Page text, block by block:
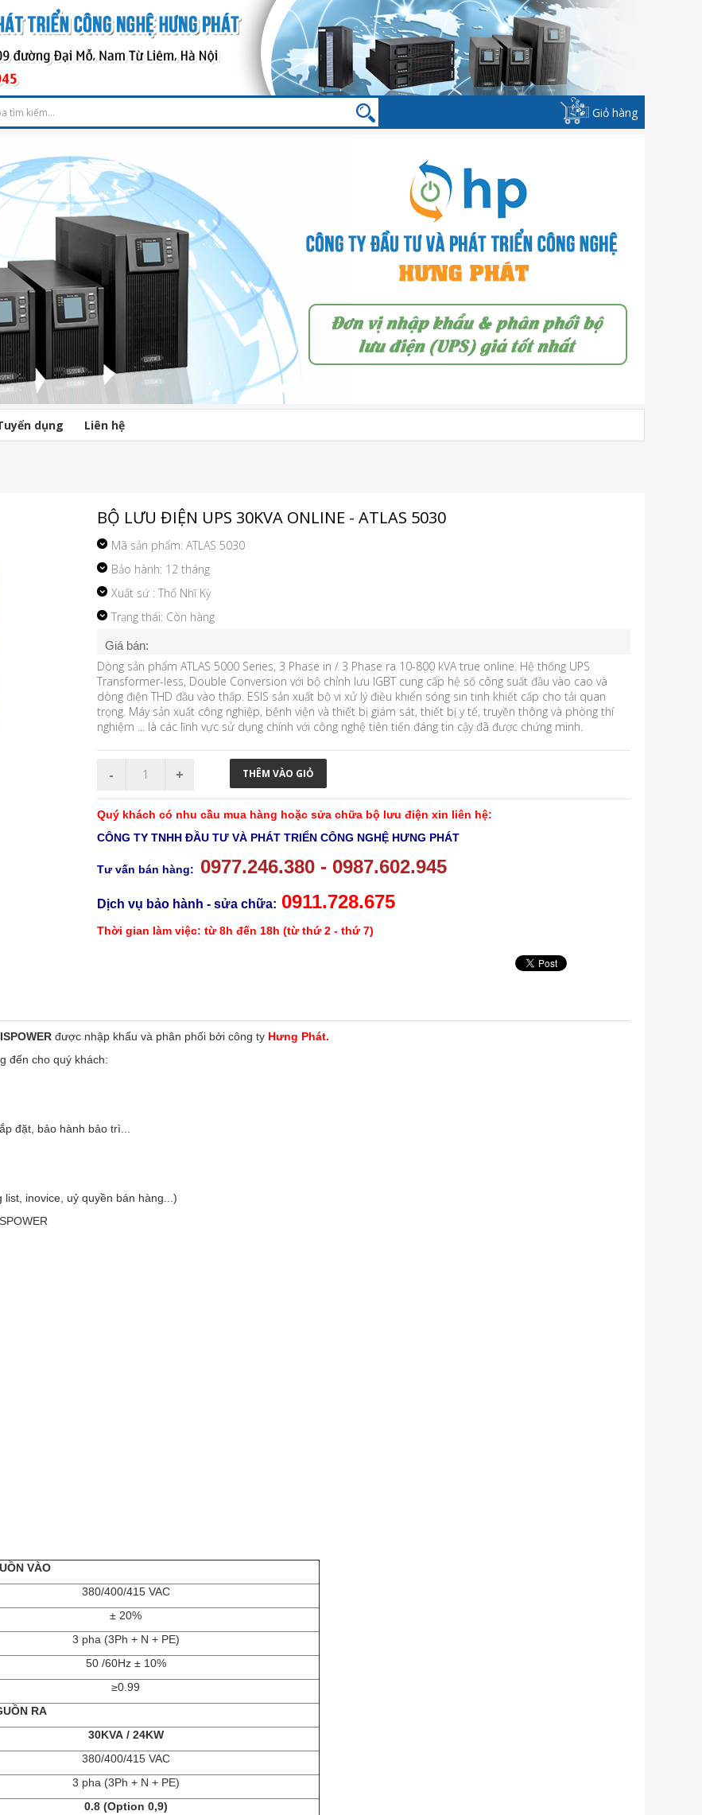
Giỏ hàng
dụng Liên hệ
BỘ LƯU ĐIỆN UPS 30KVA ONLINE - ATLAS 5030
Mã sản phẩm: ATLAS 5030
Bảo hành: 12 tháng
Xuất sứ : Thổ Nhĩ Kỳ
Trạng thái: Còn hàng
Giá bán:
Dòng sản phẩm ATLAS 5000 Series, 3 Phase in / 3 Phase ra 10-800 kVA true online. Hệ thống UPS
Transformer-less, Double Conversion với bộ chỉnh lưu IGBT cung cấp hệ số công suất đầu vào cao và
dòng điện THD đầu vào thấp. ESIS sản xuất bộ vi xử lý điều khiển sóng sin tinh khiết cấp cho tải quan
trọng. Máy sản xuất công nghiệp, bệnh viện và thiết bị giám sát, thiết bị y tế, truyền thông và phòng thí
nghiệm ... là các lĩnh vực sử dụng chính với công nghệ tiên tiến đáng tin cậy đã được chứng minh.
Quý khách có nhu cầu mua hàng hoặc sửa chữa bộ lưu điện xin liên hệ:
CÔNG TY TNHH ĐẦU TƯ VÀ PHÁT TRIỂN CÔNG NGHỆ HƯNG PHÁT
Tư vấn bán hàng: 0977.246.380 - 0987.602.945
Dịch vụ bảo hành - sửa chữa: 0911.728.675
Thời gian làm việc: từ 8h đến 18h (từ thứ 2 - thứ 7)
được nhập khẩu và phân phối bởi công ty Hưng Phát.
đến cho quý khách:
đặt, bảo hành bảo trì...
inovice, uỷ quyền bán hàng...)
VÀO
380/400/415 VAC
± 20%
3 pha (3Ph + N + PE)
50 /60Hz ± 10%
≥0.99
RA
30KVA / 24KW
380/400/415 VAC
3 pha (3Ph + N + PE)
0.8 (Option 0,9)